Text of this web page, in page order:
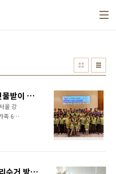
DB손해보험, 환경정화활동 빗물받이 줍깅 실시
울 강
족 60
봉사
재활용이 가능한 ‘올바른’ 분리수거 방법 알아보기